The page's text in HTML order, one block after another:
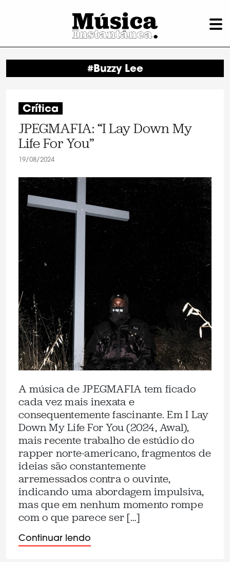
#Buzzy Lee
Crítica
JPEGMAFIA: “I Lay Down My
Life For You”
19/08/2024
A música de JPEGMAFIA tem ficado
cada vez mais inexata e
consequentemente fascinante. Em I Lay
Down My Life For You (2024, Awal),
mais recente trabalho de estúdio do
rapper norte-americano, fragmentos de
ideias são constantemente
arremessados contra o ouvinte,
indicando uma abordagem impulsiva,
mas que em nenhum momento rompe
com o que parece ser […]
Continuar lendo